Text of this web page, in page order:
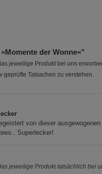
der Wonne«"
jeweilige Produkt bei uns
Tatsachen zu verstehen.
von dieser
Superlecker!
jeweilige Produkt tatsächlich